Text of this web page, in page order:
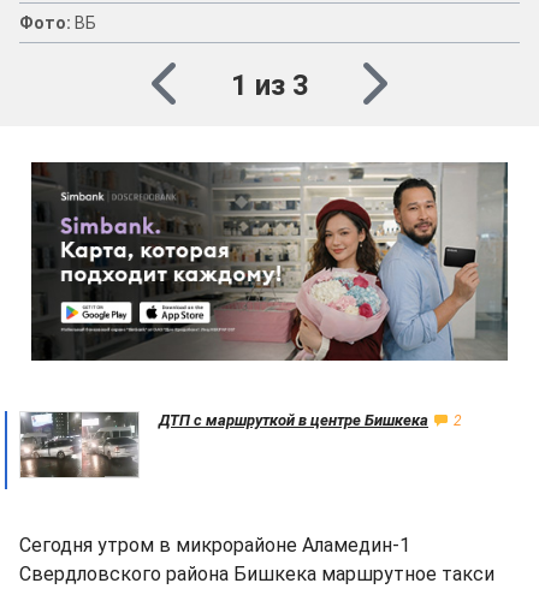
Фото: ВБ
1 из 3
ДТП с маршруткой в центре Бишкека 2
Сегодня утром в микрорайоне Аламедин-1
Свердловского района Бишкека маршрутное такси